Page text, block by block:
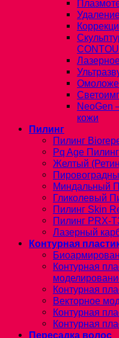
NeoGen
кожи
Пилинг
Пилинг
Pq Age Пилинг
Желтый
Миндальный
Гликолевый
Пилинг Skin
Пилинг PRX-
Лазерный
Контурная
Контурная
Контурная
Векторное
Контурная
Контурная
Пересадка волос